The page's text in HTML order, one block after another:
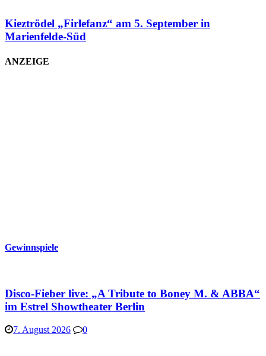
Kieztrödel „Firlefanz“ am 5. September in
Marienfelde-Süd
ANZEIGE
Gewinnspiele
Disco-Fieber live: „A Tribute to Boney M. & ABBA“
im Estrel Showtheater Berlin
7. August 2026 0